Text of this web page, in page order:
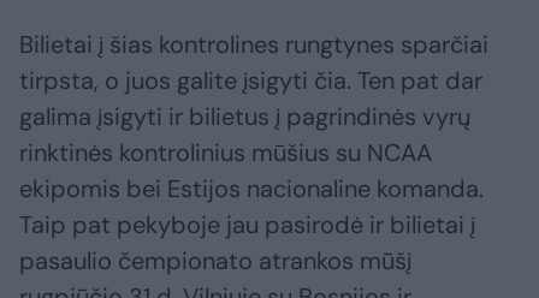
Bilietai į šias kontrolines rungtynes sparčiai
tirpsta, o juos galite įsigyti čia. Ten pat dar
galima įsigyti ir bilietus į pagrindinės vyrų
rinktinės kontrolinius mūšius su NCAA
ekipomis bei Estijos nacionaline komanda.
Taip pat pekyboje jau pasirodė ir bilietai į
pasaulio čempionato atrankos mūšį